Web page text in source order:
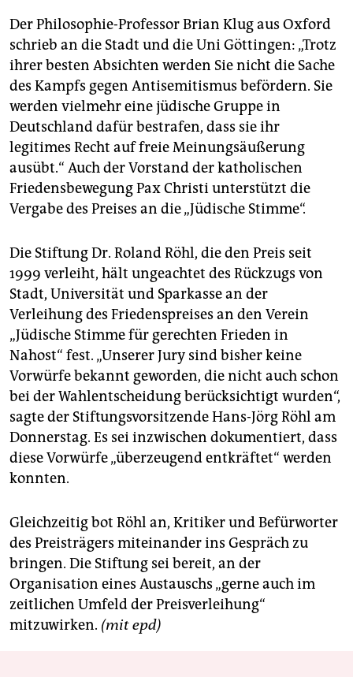
Der Philosophie-Professor Brian Klug aus Oxford
schrieb an die Stadt und die Uni Göttingen: „Trotz
ihrer besten Absichten werden Sie nicht die Sache
des Kampfs gegen Antisemitismus befördern. Sie
werden vielmehr eine jüdische Gruppe in
Deutschland dafür bestrafen, dass sie ihr
legitimes Recht auf freie Meinungsäußerung
ausübt.“ Auch der Vorstand der katholischen
Friedensbewegung Pax Christi unterstützt die
Vergabe des Preises an die „Jüdische Stimme“.
Die Stiftung Dr. Roland Röhl, die den Preis seit
1999 verleiht, hält ungeachtet des Rückzugs von
Stadt, Universität und Sparkasse an der
Verleihung des Friedenspreises an den Verein
„Jüdische Stimme für gerechten Frieden in
Nahost“ fest. „Unserer Jury sind bisher keine
Vorwürfe bekannt geworden, die nicht auch schon
bei der Wahlentscheidung berücksichtigt wurden“,
sagte der Stiftungsvorsitzende Hans-Jörg Röhl am
Donnerstag. Es sei inzwischen dokumentiert, dass
diese Vorwürfe „überzeugend entkräftet“ werden
konnten.
Gleichzeitig bot Röhl an, Kritiker und Befürworter
des Preisträgers miteinander ins Gespräch zu
bringen. Die Stiftung sei bereit, an der
Organisation eines Austauschs „gerne auch im
zeitlichen Umfeld der Preisverleihung“
mitzuwirken. (mit epd)